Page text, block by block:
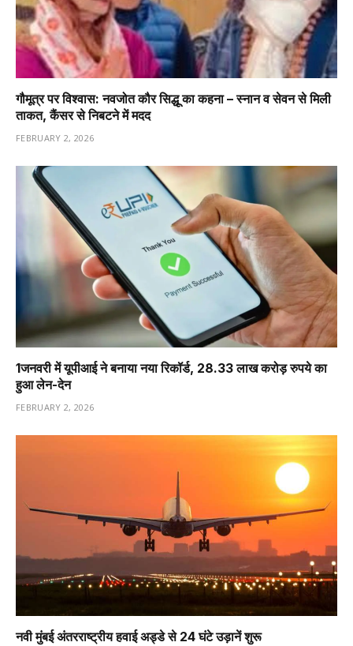
गौमूत्र पर विश्वास: नवजोत कौर सिद्धू का कहना – स्नान व सेवन से मिली
ताकत, कैंसर से निबटने में मदद
FEBRUARY 2, 2026
1️जनवरी में यूपीआई ने बनाया नया रिकॉर्ड, 28.33 लाख करोड़ रुपये का
हुआ लेन-देन
FEBRUARY 2, 2026
नवी मुंबई अंतरराष्ट्रीय हवाई अड्डे से 24 घंटे उड़ानें शुरू